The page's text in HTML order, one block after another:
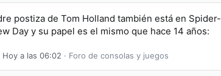
postiza de Tom Holland también está en Spider-
Day y su papel es el mismo que hace 14 años:
Hoy a las 06:02 Foro de consolas y juegos